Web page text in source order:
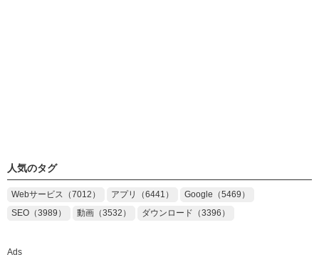
人気のタグ
Webサービス（7012） アプリ（6441）
Google（5469）
SEO（3989）
動画（3532） ダウンロード（3396）
Ads